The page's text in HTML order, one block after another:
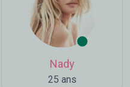
Nady
25 ans